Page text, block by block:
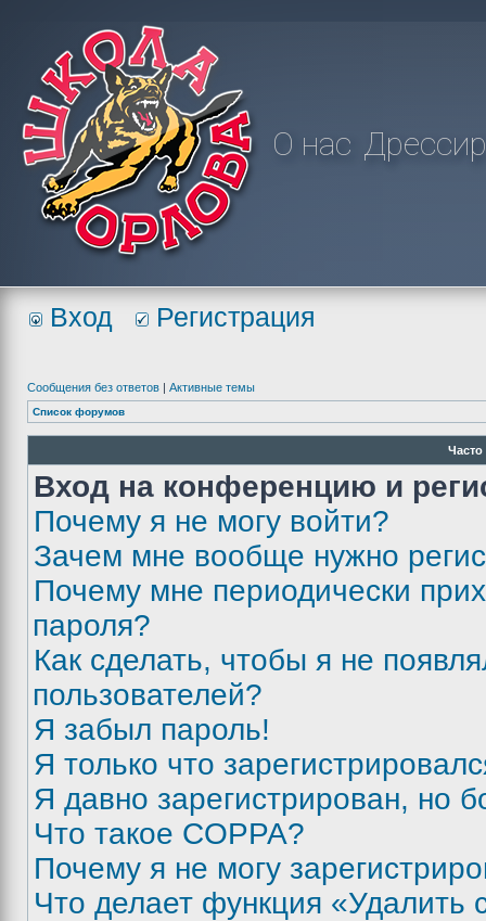
О нас
Вход Регистрация
Сообщения без ответов | Активные темы
Список форумов
Вход на конференцию и
Почему я не могу войти?
Зачем мне вообще нужно
Почему мне периодически
пароля?
Как сделать, чтобы я не
пользователей?
Я забыл пароль!
Я только что
Я давно зарегистрирован, но
Что такое COPPA?
Почему я не могу
Что делает функция «Удалить